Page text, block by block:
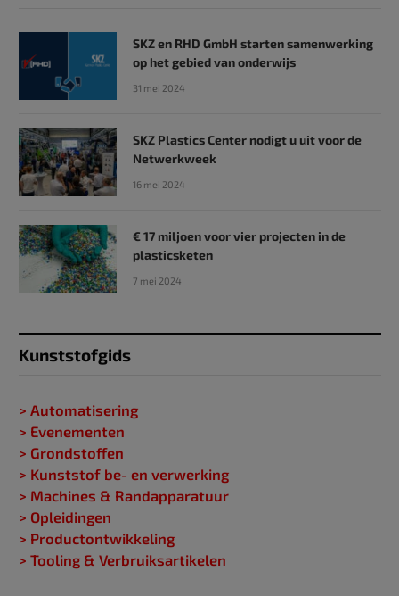
SKZ en RHD GmbH starten samenwerking
op het gebied van onderwijs
31 mei 2024
SKZ Plastics Center nodigt u uit voor de
Netwerkweek
16 mei 2024
€ 17 miljoen voor vier projecten in de
plasticsketen
7 mei 2024
Kunststofgids
> Automatisering
> Evenementen
> Grondstoffen
> Kunststof be- en verwerking
> Machines & Randapparatuur
> Opleidingen
> Productontwikkeling
> Tooling & Verbruiksartikelen